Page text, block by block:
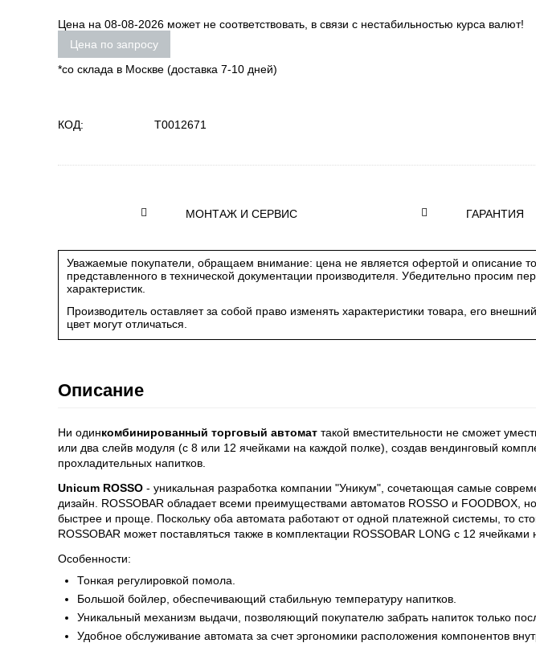
Цена на 08-08-2026 может не соответствовать, в связи с нестабильностью курса валют!
Цена по запросу
*со склада в Москве (доставка 7-10 дней)
КОД: Т0012671
МОНТАЖ И СЕРВИС ГАРАНТИЯ
Уважаемые покупатели, обращаем внимание: цена не является офертой и описание
представленного в технической документации производителя. Убедительно просим
характеристик.
Производитель оставляет за собой право изменять характеристики товара, его
цвет могут отличаться.
Описание
Ни одинкомбинированный торговый автомат такой вместительности не сможет
или два слейв модуля (с 8 или 12 ячейками на каждой полке), создав вендинговый
прохладительных напитков.
Unicum ROSSO - уникальная разработка компании "Уникум", сочетающая самые
дизайн. ROSSOBAR обладает всеми преимуществами автоматов ROSSO и FOODBOX,
быстрее и проще. Поскольку оба автомата работают от одной платежной системы, то
ROSSOBAR может поставляться также в комплектации ROSSOBAR LONG c 12 ячейками
Особенности:
Тонкая регулировкой помола.
Большой бойлер, обеспечивающий стабильную температуру напитков.
Уникальный механизм выдачи, позволяющий покупателю забрать напиток только
Удобное обслуживание автомата за счет эргономики расположения компонентов